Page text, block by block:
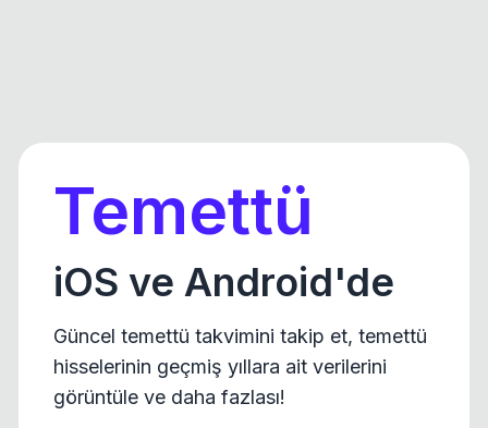
Temettü
iOS ve Android'de
Güncel temettü takvimini takip et, temettü
hisselerinin geçmiş yıllara ait verilerini
görüntüle ve daha fazlası!